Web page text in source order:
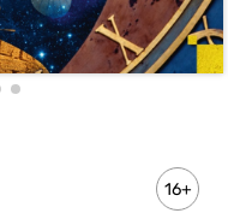
16+